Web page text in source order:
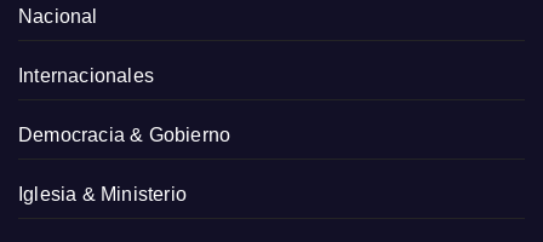
Nacional
Internacionales
Democracia & Gobierno
Iglesia & Ministerio